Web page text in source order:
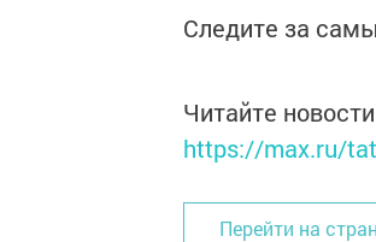
Следите за
Читайте
https://max.ru/
Перейти на